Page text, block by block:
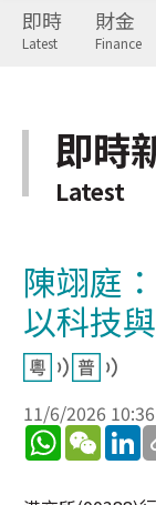
即時
Latest
財金
Finance
即時
Latest
陳翊庭
以科技
11/6/2026 10:36
WhatsApp